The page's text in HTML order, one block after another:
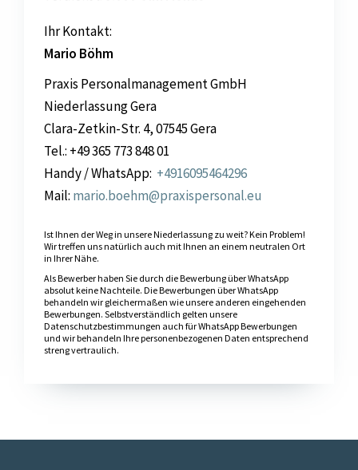
Ihr Kontakt:
Mario Böhm
Praxis Personalmanagement GmbH
Niederlassung Gera
Clara-Zetkin-Str. 4, 07545 Gera
Tel.: +49 365 773 848 01
Handy / WhatsApp: +4916095464296
Mail: mario.boehm@praxispersonal.eu
Ist Ihnen der Weg in unsere Niederlassung zu weit? Kein Problem!
Wir treffen uns natürlich auch mit Ihnen an einem neutralen Ort
in Ihrer Nähe.
Als Bewerber haben Sie durch die Bewerbung über WhatsApp
absolut keine Nachteile. Die Bewerbungen über WhatsApp
behandeln wir gleichermaßen wie unsere anderen eingehenden
Bewerbungen. Selbstverständlich gelten unsere
Datenschutzbestimmungen auch für WhatsApp Bewerbungen
und wir behandeln Ihre personenbezogenen Daten entsprechend
streng vertraulich.